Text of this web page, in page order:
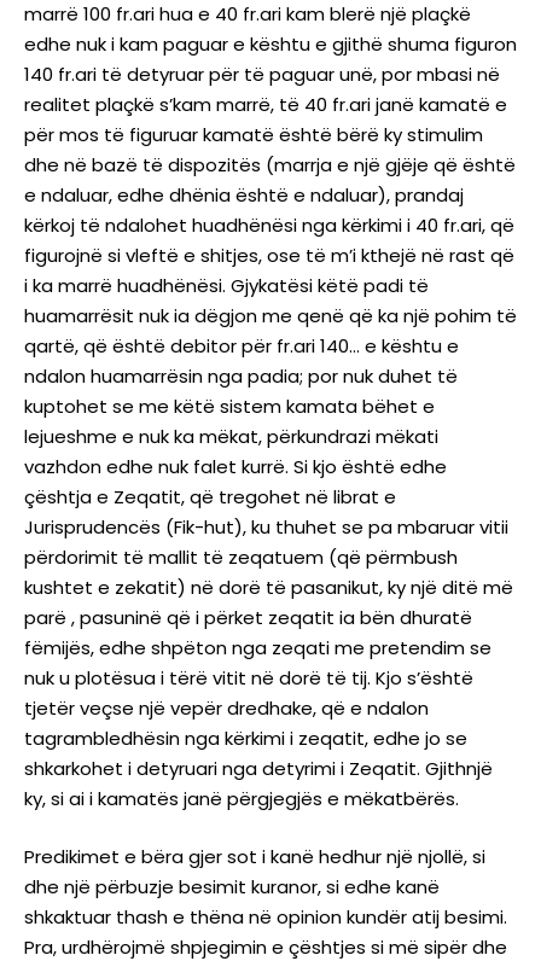
marrë 100 fr.ari hua e 40 fr.ari kam blerë një plaçkë
edhe nuk i kam paguar e kështu e gjithë shuma figuron
140 fr.ari të detyruar për të paguar unë, por mbasi në
realitet plaçkë s’kam marrë, të 40 fr.ari janë kamatë e
për mos të figuruar kamatë është bërë ky stimulim
dhe në bazë të dispozitës (marrja e një gjëje që është
e ndaluar, edhe dhënia është e ndaluar), prandaj
kërkoj të ndalohet huadhënësi nga kërkimi i 40 fr.ari, që
figurojnë si vleftë e shitjes, ose të m’i kthejë në rast që
i ka marrë huadhënësi. Gjykatësi këtë padi të
huamarrësit nuk ia dëgjon me qenë që ka një pohim të
qartë, që është debitor për fr.ari 140… e kështu e
ndalon huamarrësin nga padia; por nuk duhet të
kuptohet se me këtë sistem kamata bëhet e
lejueshme e nuk ka mëkat, përkundrazi mëkati
vazhdon edhe nuk falet kurrë. Si kjo është edhe
çështja e Zeqatit, që tregohet në librat e
Jurisprudencës (Fik-hut), ku thuhet se pa mbaruar vitii
përdorimit të mallit të zeqatuem (që përmbush
kushtet e zekatit) në dorë të pasanikut, ky një ditë më
parë , pasuninë që i përket zeqatit ia bën dhuratë
fëmijës, edhe shpëton nga zeqati me pretendim se
nuk u plotësua i tërë vitit në dorë të tij. Kjo s’është
tjetër veçse një vepër dredhake, që e ndalon
tagrambledhësin nga kërkimi i zeqatit, edhe jo se
shkarkohet i detyruari nga detyrimi i Zeqatit. Gjithnjë
ky, si ai i kamatës janë përgjegjës e mëkatbërës.
Predikimet e bëra gjer sot i kanë hedhur një njollë, si
dhe një përbuzje besimit kuranor, si edhe kanë
shkaktuar thash e thëna në opinion kundër atij besimi.
Pra, urdhërojmë shpjegimin e çështjes si më sipër dhe